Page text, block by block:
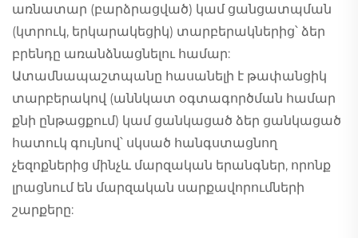
առնատար (բարձրացված) կամ ցանցատպման
(կտրուկ, երկարակեցիկ) տարբերակներից՝ ձեր
բրենդը առանձնացնելու համար:
Ատամնապաշտպանը հասանելի է թափանցիկ
տարբերակով (աննկատ օգտագործման համար
քնի ընթացքում) կամ ցանկացած ձեր ցանկացած
հատուկ գույնով՝ սկսած հանգստացնող
չեզոքներից մինչև մարզական երանգներ, որոնք
լրացնում են մարզական սարքավորումների
շարքերը: